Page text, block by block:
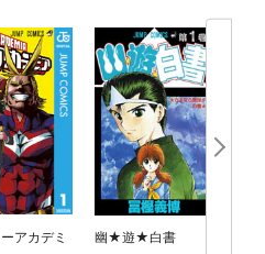
アカデミ
幽★遊★白書